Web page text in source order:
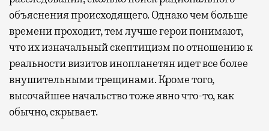
объяснения происходящего. Однако чем больше
времени проходит, тем лучше герои понимают,
что их изначальный скептицизм по отношению к
реальности визитов инопланетян идет все более
внушительными трещинами. Кроме того,
высочайшее начальство тоже явно что-то, как
обычно, скрывает.